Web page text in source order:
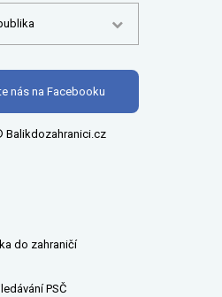
nás na Facebooku
Balikdozahranici.cz
do zahraničí
PSČ